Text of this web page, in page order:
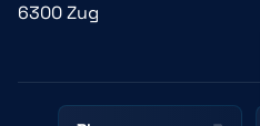
6300 Zug